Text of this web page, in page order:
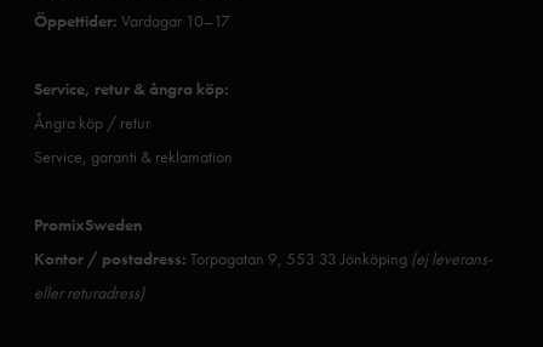
Öppettider: Vardagar 10–17
Service, retur & ångra köp:
Ångra köp / retur
Service, garanti & reklamation
PromixSweden
Kontor / postadress: Torpagatan 9, 553 33 Jönköping (ej leverans-
eller returadress)